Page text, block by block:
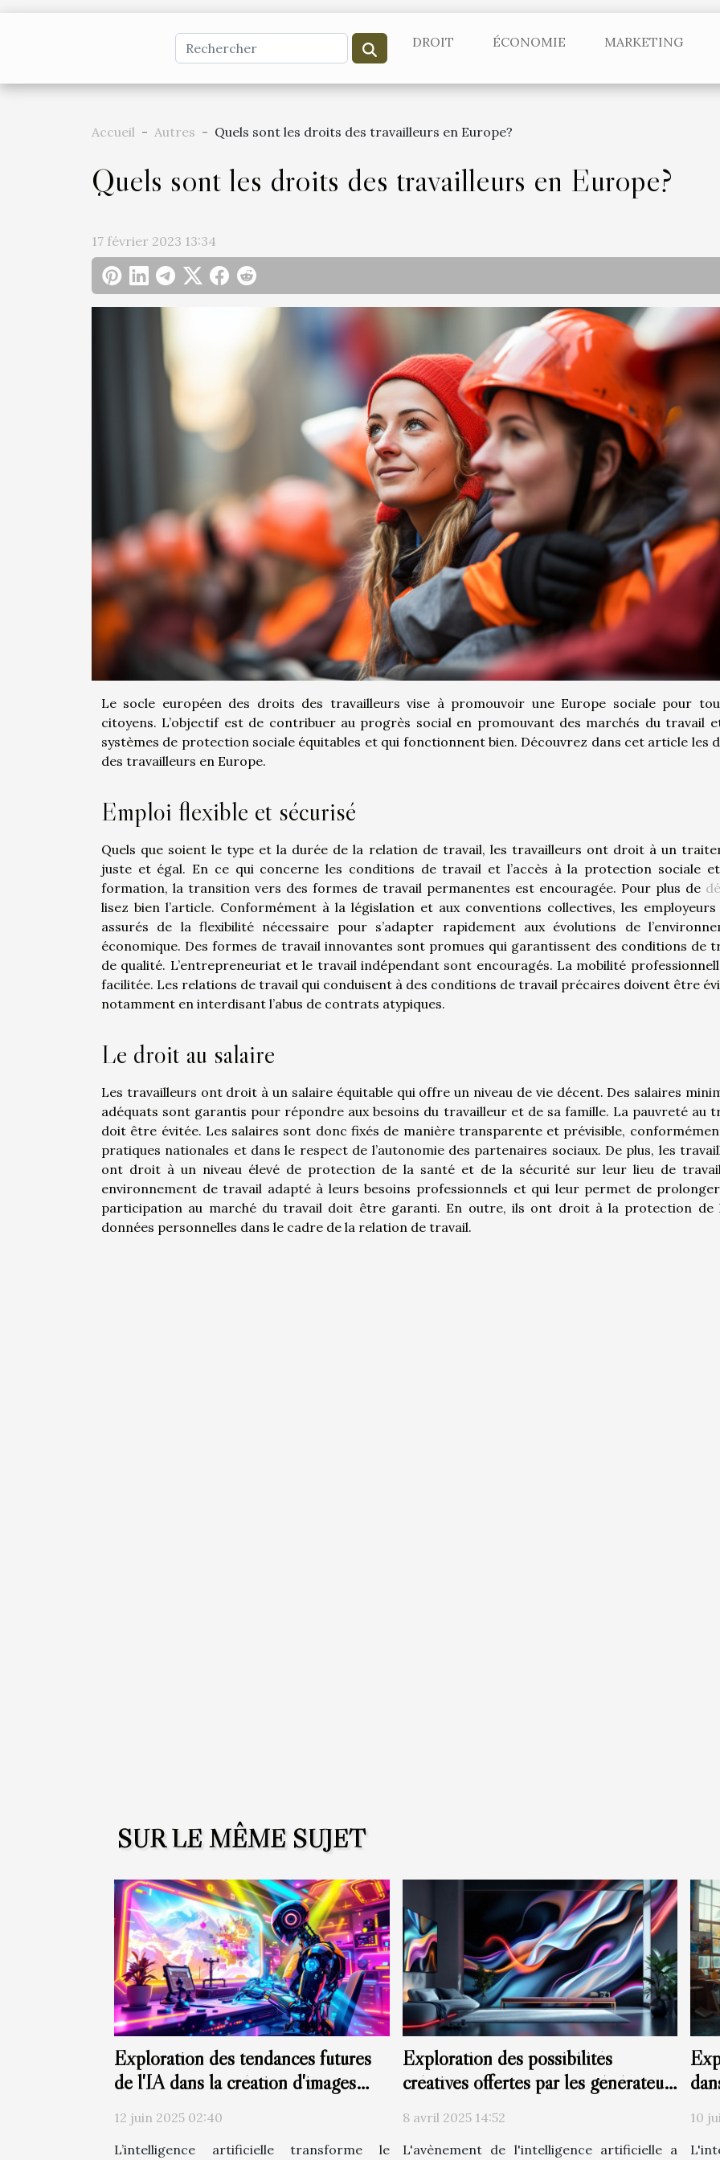
DROIT ÉCONOMIE MARKETING
Accueil Autres Quels sont les droits des travailleurs en Europe?
Quels sont les droits des travailleurs en Europe?
17 février 2023 13:34
Le socle européen des droits des travailleurs vise à promouvoir une Europe sociale pour
citoyens. L’objectif est de contribuer au progrès social en promouvant des marchés du travail
systèmes de protection sociale équitables et qui fonctionnent bien. Découvrez dans cet article les
des travailleurs en Europe.
Emploi flexible et sécurisé
Quels que soient le type et la durée de la relation de travail, les travailleurs ont droit à un
juste et égal. En ce qui concerne les conditions de travail et l’accès à la protection sociale
formation, la transition vers des formes de travail permanentes est encouragée. Pour plus de
lisez bien l’article. Conformément à la législation et aux conventions collectives, les
assurés de la flexibilité nécessaire pour s’adapter rapidement aux évolutions de
économique. Des formes de travail innovantes sont promues qui garantissent des conditions de
de qualité. L’entrepreneuriat et le travail indépendant sont encouragés. La mobilité
facilitée. Les relations de travail qui conduisent à des conditions de travail précaires doivent être
notamment en interdisant l’abus de contrats atypiques.
Le droit au salaire
Les travailleurs ont droit à un salaire équitable qui offre un niveau de vie décent. Des salaires
adéquats sont garantis pour répondre aux besoins du travailleur et de sa famille. La pauvreté au
doit être évitée. Les salaires sont donc fixés de manière transparente et prévisible,
pratiques nationales et dans le respect de l’autonomie des partenaires sociaux. De plus, les
ont droit à un niveau élevé de protection de la santé et de la sécurité sur leur lieu de
environnement de travail adapté à leurs besoins professionnels et qui leur permet de
participation au marché du travail doit être garanti. En outre, ils ont droit à la protection de
données personnelles dans le cadre de la relation de travail.
SUR LE MÊME SUJET
Exploration des tendances futures
de l'IA dans la création d'images
artistiques
12 juin 2025 02:40
L’intelligence artificielle transforme le
Exploration des possibilités
créatives offertes par les générateurs
d'images à base d'IA
8 avril 2025 14:52
L'avènement de l'intelligence artificielle a
10